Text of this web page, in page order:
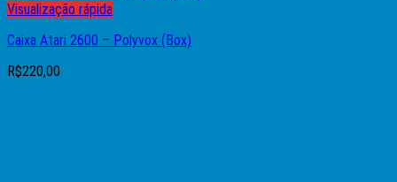
Visualização rápida
Caixa Atari 2600 – Polyvox (Box)
R$220,00